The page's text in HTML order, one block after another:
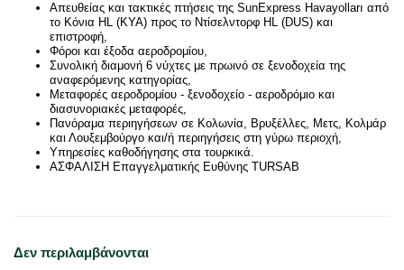
Απευθείας και τακτικές πτήσεις της SunExpress Havayolları από
το Κόνια HL (KYA) προς το Ντίσελντορφ HL (DUS) και
επιστροφή,
Φόροι και έξοδα αεροδρομίου,
Συνολική διαμονή 6 νύχτες με πρωινό σε ξενοδοχεία της
αναφερόμενης κατηγορίας,
Μεταφορές αεροδρομίου - ξενοδοχείο - αεροδρόμιο και
διασυνοριακές μεταφορές,
Πανόραμα περιηγήσεων σε Κολωνία, Βρυξέλλες, Μετς, Κολμάρ
και Λουξεμβούργο και/ή περιηγήσεις στη γύρω περιοχή,
Υπηρεσίες καθοδήγησης στα τουρκικά.
ΑΣΦΑΛΙΣΗ Επαγγελματικής Ευθύνης TURSAB
Δεν περιλαμβάνονται